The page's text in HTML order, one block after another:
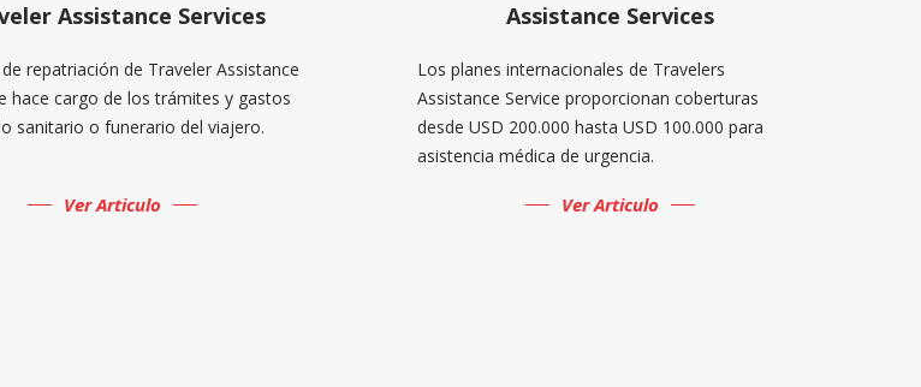
Assistance Services
repatriación de Traveler Assistance
hace cargo de los trámites y gastos
sanitario o funerario del viajero.
Ver Articulo
Assistance Services
Los planes internacionales de Travelers
Assistance Service proporcionan coberturas
desde USD 200.000 hasta USD 100.000 para
asistencia médica de urgencia.
Ver Articulo